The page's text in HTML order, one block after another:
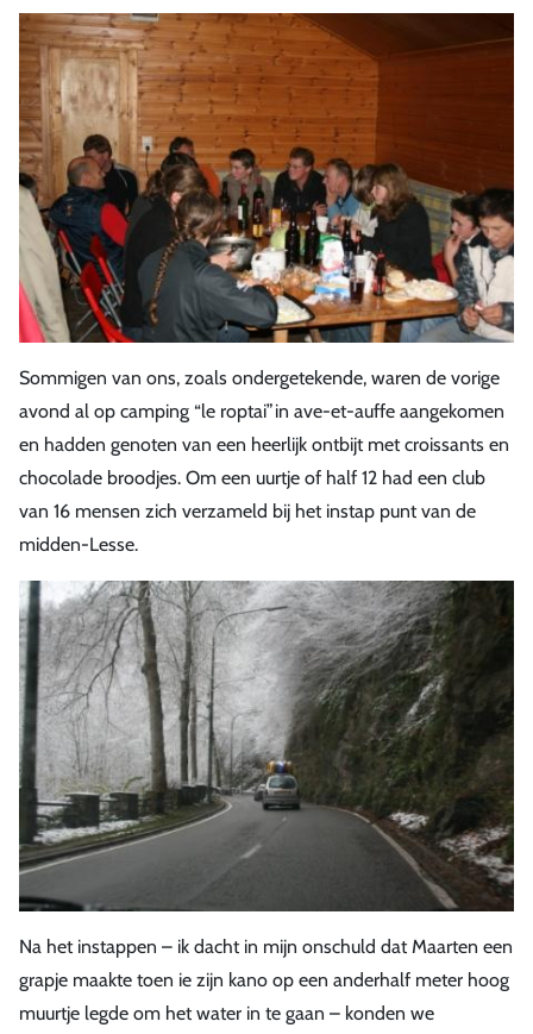
Sommigen van ons, zoals ondergetekende, waren de vorige
avond al op camping “le roptai”in ave-et-auffe aangekomen
en hadden genoten van een heerlijk ontbijt met croissants en
chocolade broodjes. Om een uurtje of half 12 had een club
van 16 mensen zich verzameld bij het instap punt van de
midden-Lesse.
Na het instappen – ik dacht in mijn onschuld dat Maarten een
grapje maakte toen ie zijn kano op een anderhalf meter hoog
muurtje legde om het water in te gaan – konden we